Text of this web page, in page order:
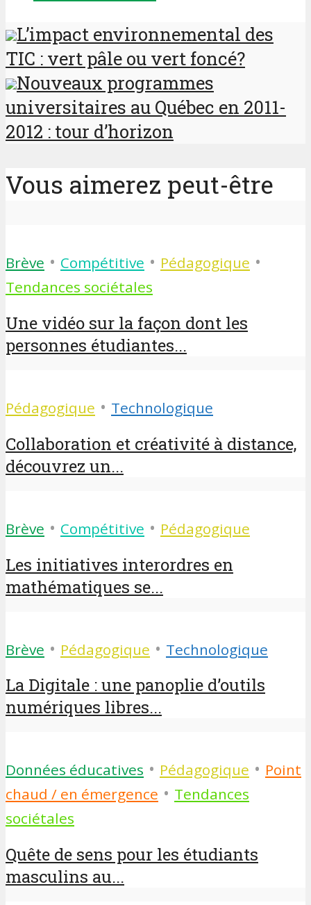
L’impact environnemental des
TIC : vert pâle ou vert foncé?
Nouveaux programmes
universitaires au Québec en 2011-
2012 : tour d’horizon
Vous aimerez peut-être
Brève • Compétitive • Pédagogique •
Tendances sociétales
Une vidéo sur la façon dont les
personnes étudiantes...
Pédagogique • Technologique
Collaboration et créativité à distance,
découvrez un...
Brève • Compétitive • Pédagogique
Les initiatives interordres en
mathématiques se...
Brève • Pédagogique • Technologique
La Digitale : une panoplie d’outils
numériques libres...
Données éducatives • Pédagogique • Point
chaud / en émergence • Tendances
sociétales
Quête de sens pour les étudiants
masculins au...